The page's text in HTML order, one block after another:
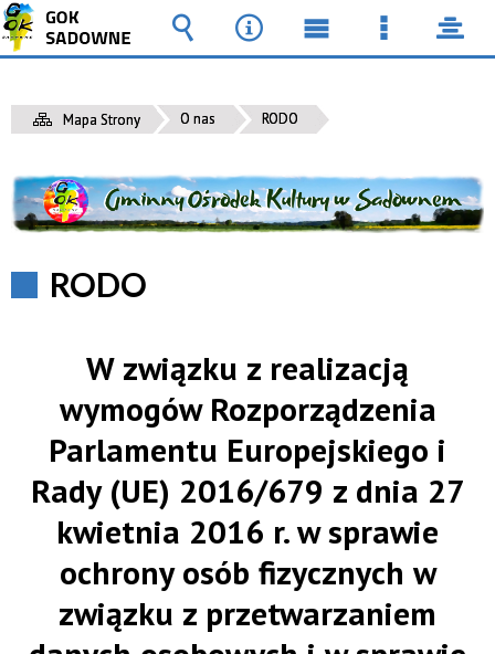
Mapa Strony O nas RODO
RODO
W związku z realizacją
wymogów Rozporządzenia
Parlamentu Europejskiego i
Rady (UE) 2016/679 z dnia 27
kwietnia 2016 r. w sprawie
ochrony osób fizycznych w
związku z przetwarzaniem
Wyszukiwarka
Narzędzia
MenuMenu